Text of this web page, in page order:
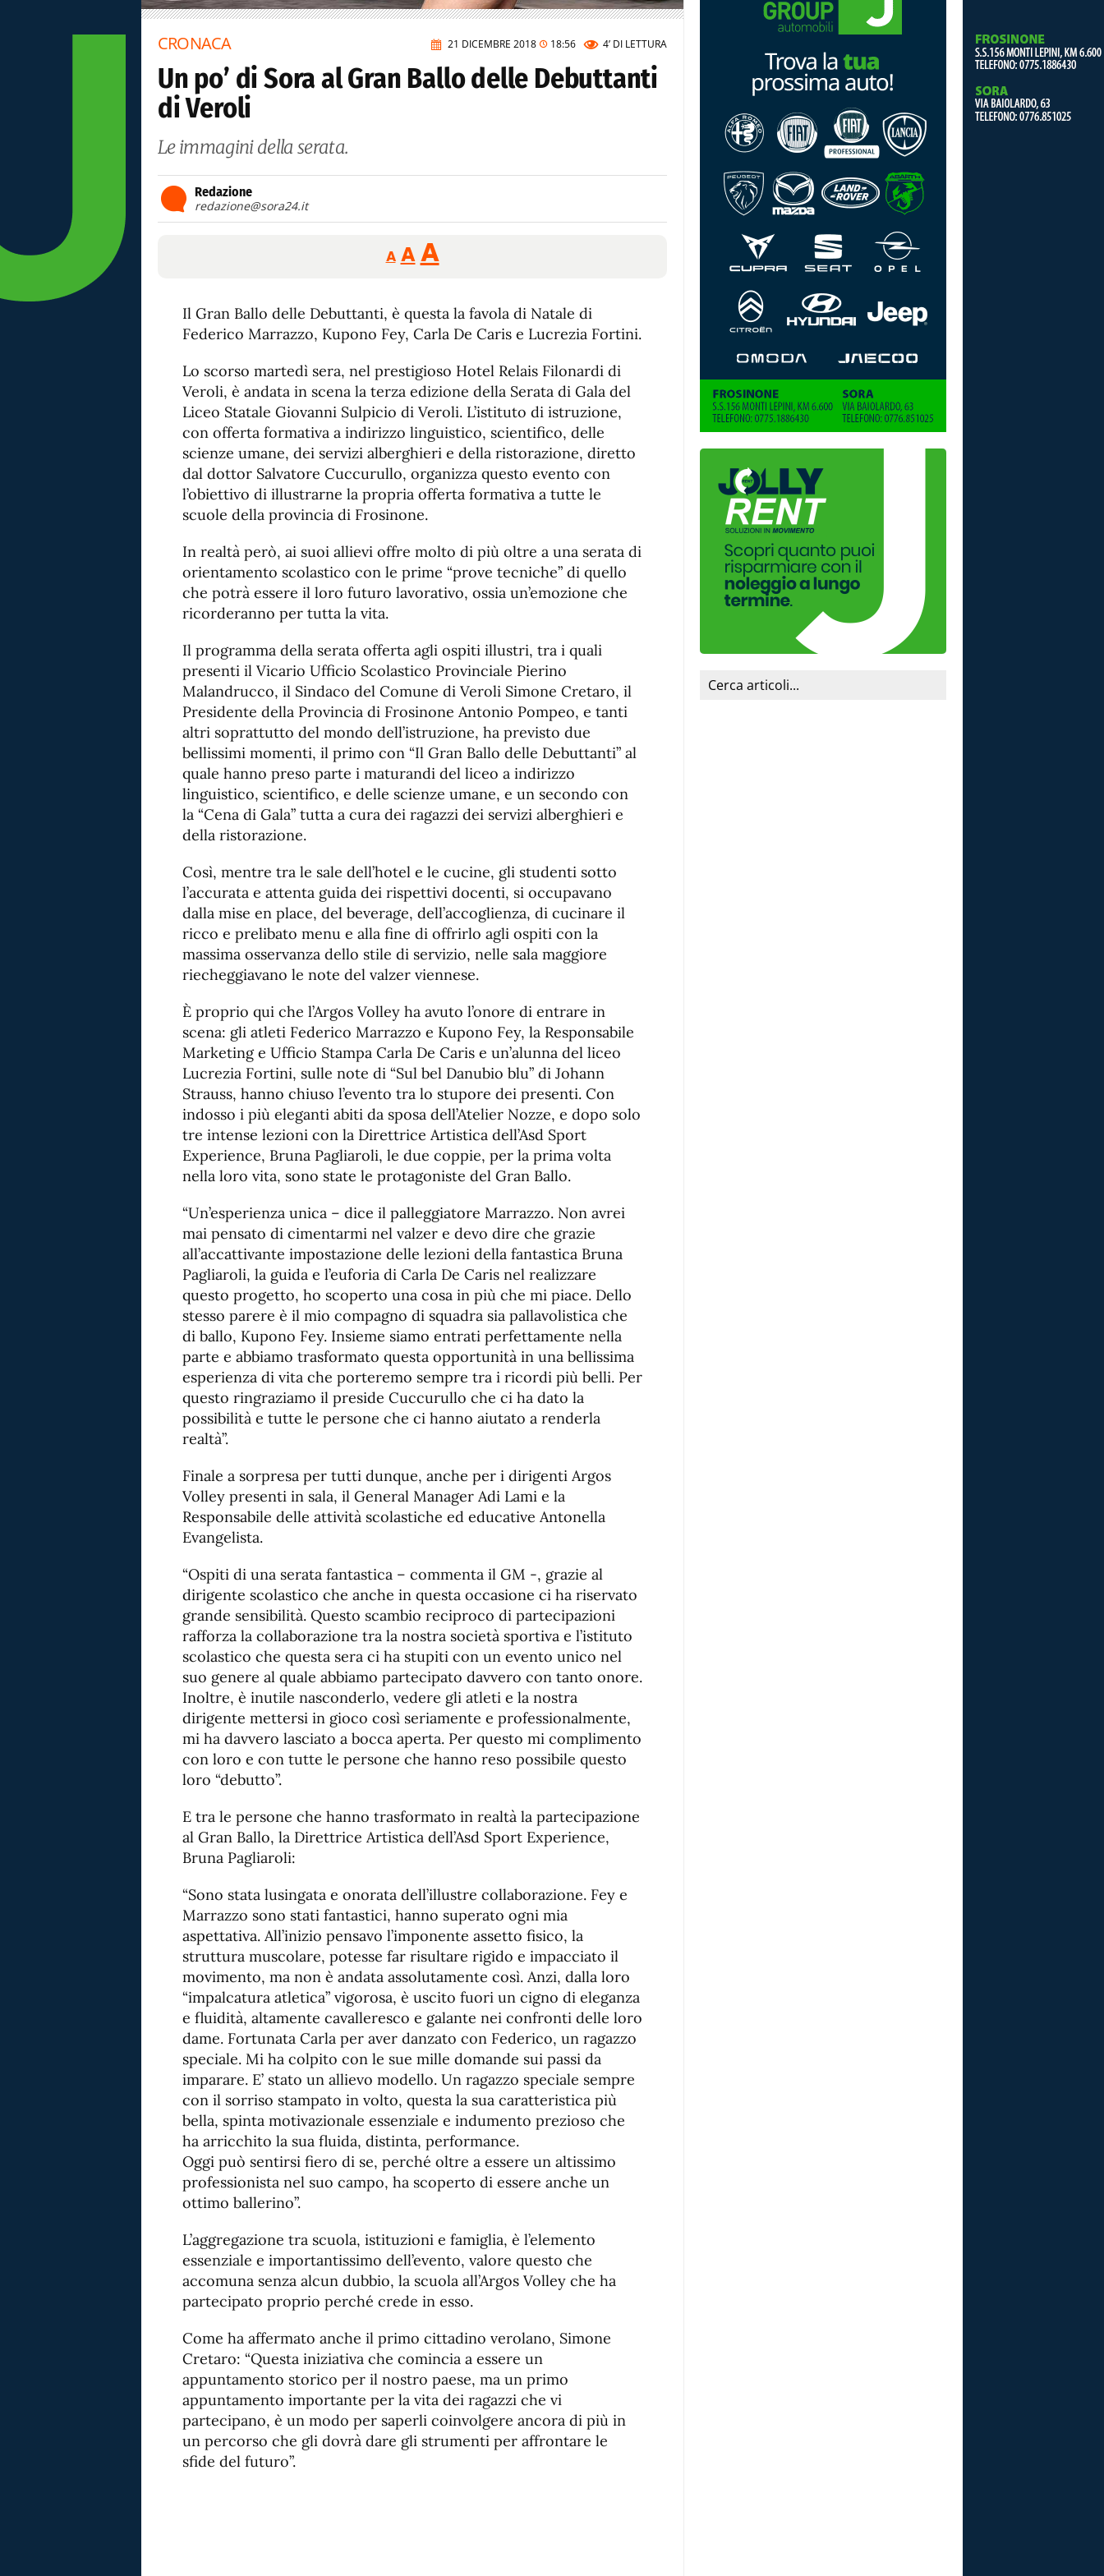
21 DICEMBRE 2018 18:56 4’ DI LETTURA
CRONACA
Un po’ di Sora al Gran Ballo delle Debuttanti
di Veroli
Le immagini della serata.
Redazione
redazione@sora24.it
A
Reducir
tamaño
A Restablecer
tamaño
de
fuente
AAumentar
de
fuente.
Il Gran Ballo delle Debuttanti, è questa la favola di Natale di
Federico Marrazzo, Kupono Fey, Carla De Caris e Lucrezia Fortini.
Lo scorso martedì sera, nel prestigioso Hotel Relais Filonardi di
Veroli, è andata in scena la terza edizione della Serata di Gala del
Liceo Statale Giovanni Sulpicio di Veroli. L’istituto di istruzione,
con offerta formativa a indirizzo linguistico, scientifico, delle
scienze umane, dei servizi alberghieri e della ristorazione, diretto
dal dottor Salvatore Cuccurullo, organizza questo evento con
l’obiettivo di illustrarne la propria offerta formativa a tutte le
scuole della provincia di Frosinone.
In realtà però, ai suoi allievi offre molto di più oltre a una serata di
orientamento scolastico con le prime “prove tecniche” di quello
che potrà essere il loro futuro lavorativo, ossia un’emozione che
ricorderanno per tutta la vita.
Il programma della serata offerta agli ospiti illustri, tra i quali
presenti il Vicario Ufficio Scolastico Provinciale Pierino
Malandrucco, il Sindaco del Comune di Veroli Simone Cretaro, il
Presidente della Provincia di Frosinone Antonio Pompeo, e tanti
altri soprattutto del mondo dell’istruzione, ha previsto due
bellissimi momenti, il primo con “Il Gran Ballo delle Debuttanti” al
quale hanno preso parte i maturandi del liceo a indirizzo
linguistico, scientifico, e delle scienze umane, e un secondo con
la “Cena di Gala” tutta a cura dei ragazzi dei servizi alberghieri e
della ristorazione.
Così, mentre tra le sale dell’hotel e le cucine, gli studenti sotto
l’accurata e attenta guida dei rispettivi docenti, si occupavano
dalla mise en place, del beverage, dell’accoglienza, di cucinare il
ricco e prelibato menu e alla fine di offrirlo agli ospiti con la
massima osservanza dello stile di servizio, nelle sala maggiore
riecheggiavano le note del valzer viennese.
È proprio qui che l’Argos Volley ha avuto l’onore di entrare in
scena: gli atleti Federico Marrazzo e Kupono Fey, la Responsabile
Marketing e Ufficio Stampa Carla De Caris e un’alunna del liceo
Lucrezia Fortini, sulle note di “Sul bel Danubio blu” di Johann
Strauss, hanno chiuso l’evento tra lo stupore dei presenti. Con
indosso i più eleganti abiti da sposa dell’Atelier Nozze, e dopo solo
tre intense lezioni con la Direttrice Artistica dell’Asd Sport
Experience, Bruna Pagliaroli, le due coppie, per la prima volta
nella loro vita, sono state le protagoniste del Gran Ballo.
“Un’esperienza unica – dice il palleggiatore Marrazzo. Non avrei
mai pensato di cimentarmi nel valzer e devo dire che grazie
all’accattivante impostazione delle lezioni della fantastica Bruna
Pagliaroli, la guida e l’euforia di Carla De Caris nel realizzare
questo progetto, ho scoperto una cosa in più che mi piace. Dello
stesso parere è il mio compagno di squadra sia pallavolistica che
di ballo, Kupono Fey. Insieme siamo entrati perfettamente nella
parte e abbiamo trasformato questa opportunità in una bellissima
esperienza di vita che porteremo sempre tra i ricordi più belli. Per
questo ringraziamo il preside Cuccurullo che ci ha dato la
possibilità e tutte le persone che ci hanno aiutato a renderla
realtà”.
Finale a sorpresa per tutti dunque, anche per i dirigenti Argos
Volley presenti in sala, il General Manager Adi Lami e la
Responsabile delle attività scolastiche ed educative Antonella
Evangelista.
“Ospiti di una serata fantastica – commenta il GM -, grazie al
dirigente scolastico che anche in questa occasione ci ha riservato
grande sensibilità. Questo scambio reciproco di partecipazioni
rafforza la collaborazione tra la nostra società sportiva e l’istituto
scolastico che questa sera ci ha stupiti con un evento unico nel
suo genere al quale abbiamo partecipato davvero con tanto onore.
Inoltre, è inutile nasconderlo, vedere gli atleti e la nostra
dirigente mettersi in gioco così seriamente e professionalmente,
mi ha davvero lasciato a bocca aperta. Per questo mi complimento
con loro e con tutte le persone che hanno reso possibile questo
loro “debutto”.
E tra le persone che hanno trasformato in realtà la partecipazione
al Gran Ballo, la Direttrice Artistica dell’Asd Sport Experience,
Bruna Pagliaroli:
“Sono stata lusingata e onorata dell’illustre collaborazione. Fey e
Marrazzo sono stati fantastici, hanno superato ogni mia
aspettativa. All’inizio pensavo l’imponente assetto fisico, la
struttura muscolare, potesse far risultare rigido e impacciato il
movimento, ma non è andata assolutamente così. Anzi, dalla loro
“impalcatura atletica” vigorosa, è uscito fuori un cigno di eleganza
e fluidità, altamente cavalleresco e galante nei confronti delle loro
dame. Fortunata Carla per aver danzato con Federico, un ragazzo
speciale. Mi ha colpito con le sue mille domande sui passi da
imparare. E’ stato un allievo modello. Un ragazzo speciale sempre
con il sorriso stampato in volto, questa la sua caratteristica più
bella, spinta motivazionale essenziale e indumento prezioso che
ha arricchito la sua fluida, distinta, performance.
Oggi può sentirsi fiero di se, perché oltre a essere un altissimo
professionista nel suo campo, ha scoperto di essere anche un
ottimo ballerino”.
L’aggregazione tra scuola, istituzioni e famiglia, è l’elemento
essenziale e importantissimo dell’evento, valore questo che
accomuna senza alcun dubbio, la scuola all’Argos Volley che ha
partecipato proprio perché crede in esso.
Come ha affermato anche il primo cittadino verolano, Simone
Cretaro: “Questa iniziativa che comincia a essere un
appuntamento storico per il nostro paese, ma un primo
appuntamento importante per la vita dei ragazzi che vi
partecipano, è un modo per saperli coinvolgere ancora di più in
un percorso che gli dovrà dare gli strumenti per affrontare le
sfide del futuro”.